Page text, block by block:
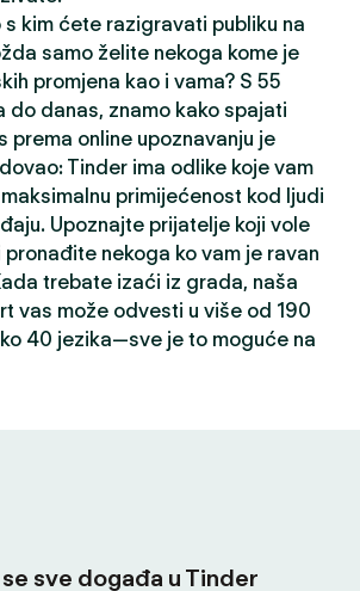
s kim ćete razigravati publiku na
samo želite nekoga kome je
promjena kao i vama? S 55
do danas, znamo kako spajati
prema online upoznavanju je
Tinder ima odlike koje vam
primijećenost kod ljudi
Upoznajte prijatelje koji vole
pronađite nekoga ko vam je ravan
trebate izaći iz grada, naša
vas može odvesti u više od 190
40 jezika—sve je to moguće na
sve događa u Tinder